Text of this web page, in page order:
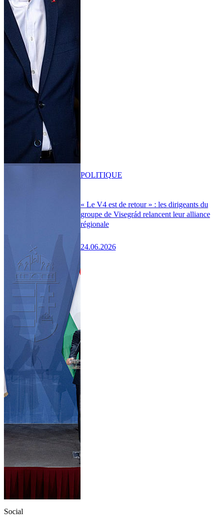
« Le V4 est de retour » : les dirigeants du
groupe de Visegrád relancent leur alliance
régionale
24.06.2026
POLITIQUE
Social